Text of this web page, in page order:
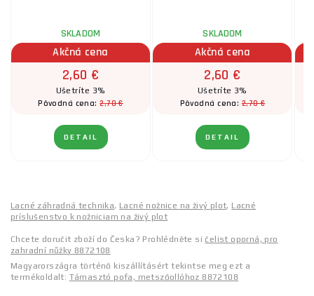
SKLADOM
Akčná cena
2,60 €
Ušetríte 3%
Pôvodná cena:2,70 €
DETAIL
SKLADOM
Akčná cena
2,60 €
Ušetríte 3%
Pôvodná cena:2,70 €
DETAIL
Lacné záhradná technika, Lacné nožnice na živý plot, Lacné
príslušenstvo k nožniciam na živý plot
Chcete doručit zboží do Česka? Prohlédněte sičelist oporná, pro
zahradní nůžky 8872108
Magyarországra történő kiszállításért tekintse meg ezt a
termékoldalt: Támasztó pofa, metszőollóhoz 8872108